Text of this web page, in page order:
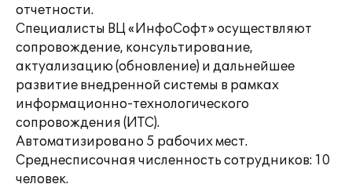
отчетности.
Специалисты ВЦ «ИнфоСофт» осуществляют
сопровождение, консультирование,
актуализацию (обновление) и дальнейшее
развитие внедренной системы в рамках
информационно-технологического
сопровождения (ИТС).
Автоматизировано 5 рабочих мест.
Среднесписочная численность сотрудников: 10
человек.